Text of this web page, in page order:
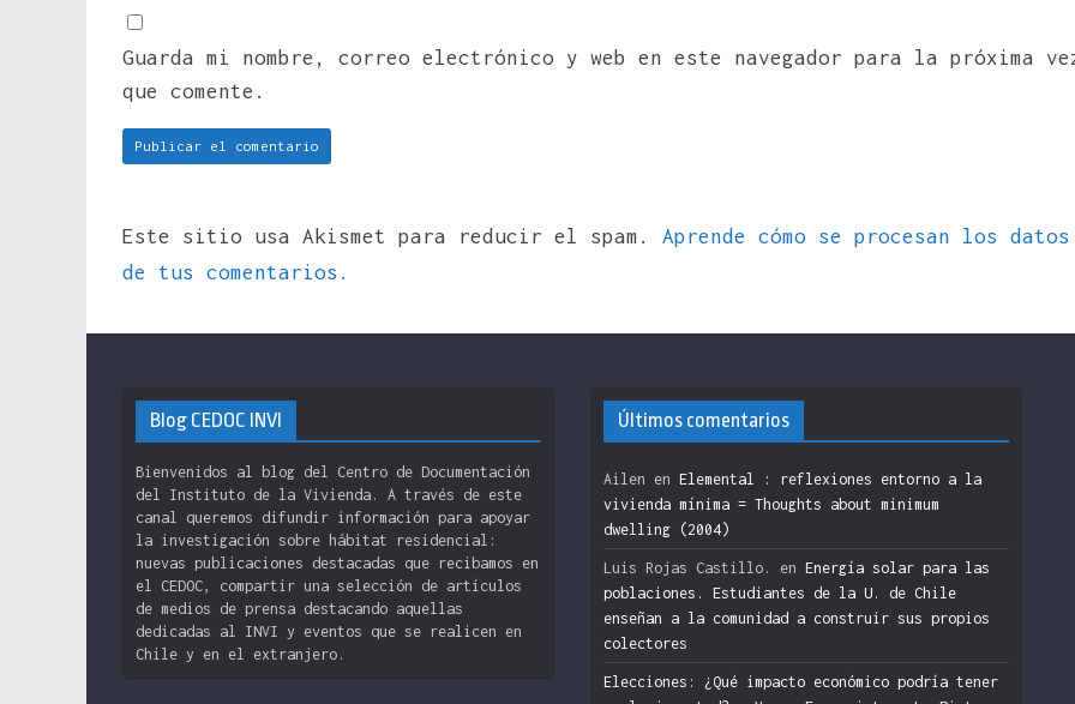
Guarda mi nombre, correo electrónico y web en este navegador para la próxima
que comente.
Este sitio usa Akismet para reducir el spam. Aprende cómo se procesan los datos
de tus comentarios.
Blog CEDOC INVI
Bienvenidos al blog del Centro de Documentación
del Instituto de la Vivienda. A través de este
canal queremos difundir información para apoyar
la investigación sobre hábitat residencial:
nuevas publicaciones destacadas que recibamos en
el CEDOC, compartir una selección de artículos
de medios de prensa destacando aquellas
dedicadas al INVI y eventos que se realicen en
Chile y en el extranjero.
Últimos comentarios
Ailen en Elemental : reflexiones entorno a la
vivienda mínima = Thoughts about minimum
dwelling (2004)
Luis Rojas Castillo. en Energía solar para las
poblaciones. Estudiantes de la U. de Chile
enseñan a la comunidad a construir sus propios
colectores
Elecciones: ¿Qué impacto económico podría tener